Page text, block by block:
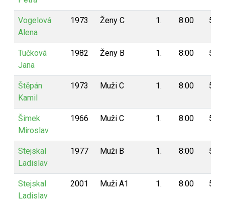
Vogelová
Alena
1973 Ženy C 1. 8:00 5
Tučková
Jana
1982 Ženy B 1. 8:00 5
Štěpán
Kamil
1973 Muži C 1. 8:00 5
Šimek
Miroslav
1966 Muži C 1. 8:00 5
Stejskal
Ladislav
1977 Muži B 1. 8:00 5
Stejskal
Ladislav
2001 Muži A1 1. 8:00 5